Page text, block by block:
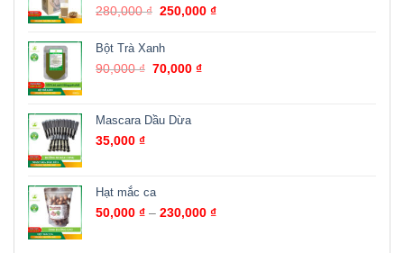
280,000₫ 250,000₫
Bột Trà Xanh
90,000₫ 70,000₫
Mascara Dầu Dừa
35,000 ₫
Hạt mắc ca
50,000 ₫ – 230,000 ₫